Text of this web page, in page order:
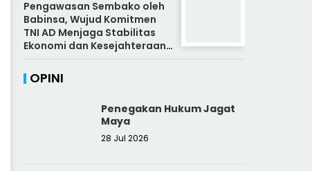
Pengawasan Sembako oleh
Babinsa, Wujud Komitmen
TNI AD Menjaga Stabilitas
Ekonomi dan Kesejahteraan
Rakyat
OPINI
Penegakan Hukum Jagat
Maya
28 Jul 2026